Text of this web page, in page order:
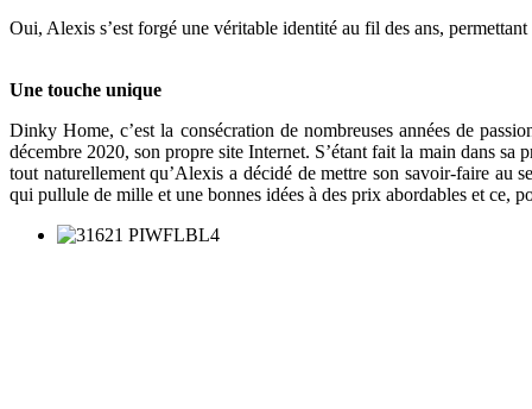
Oui, Alexis s’est forgé une véritable identité au fil des ans,
Une touche unique
Dinky Home, c’est la consécration de nombreuses années de
décembre 2020, son propre site Internet. S’étant fait la main dans sa
tout naturellement qu’Alexis a décidé de mettre son savoir-faire au
qui pullule de mille et une bonnes idées à des prix abordables et ce,